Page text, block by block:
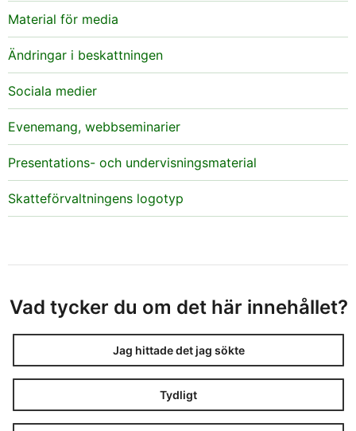
Material för media
Ändringar i beskattningen
Sociala medier
Evenemang, webbseminarier
Presentations- och undervisningsmaterial
Skatteförvaltningens logotyp
Vad tycker du om det här innehållet?
Jag hittade det jag sökte
Tydligt